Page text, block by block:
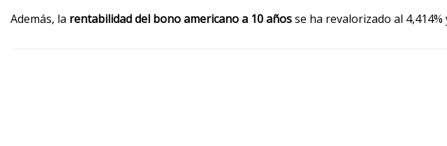
Además, la rentabilidad del bono americano a 10 añosse ha revalorizado al 4,414%